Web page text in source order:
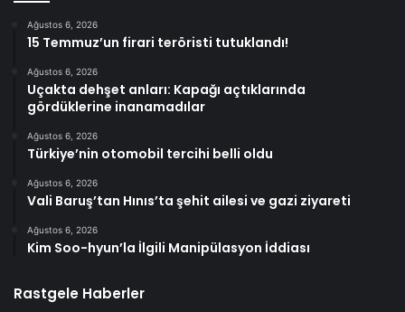
Ağustos 6, 2026
15 Temmuz’un firari teröristi tutuklandı!
Ağustos 6, 2026
Uçakta dehşet anları: Kapağı açtıklarında
gördüklerine inanamadılar
Ağustos 6, 2026
Türkiye’nin otomobil tercihi belli oldu
Ağustos 6, 2026
Vali Baruş’tan Hınıs’ta şehit ailesi ve gazi ziyareti
Ağustos 6, 2026
Kim Soo-hyun’la İlgili Manipülasyon İddiası
Rastgele Haberler